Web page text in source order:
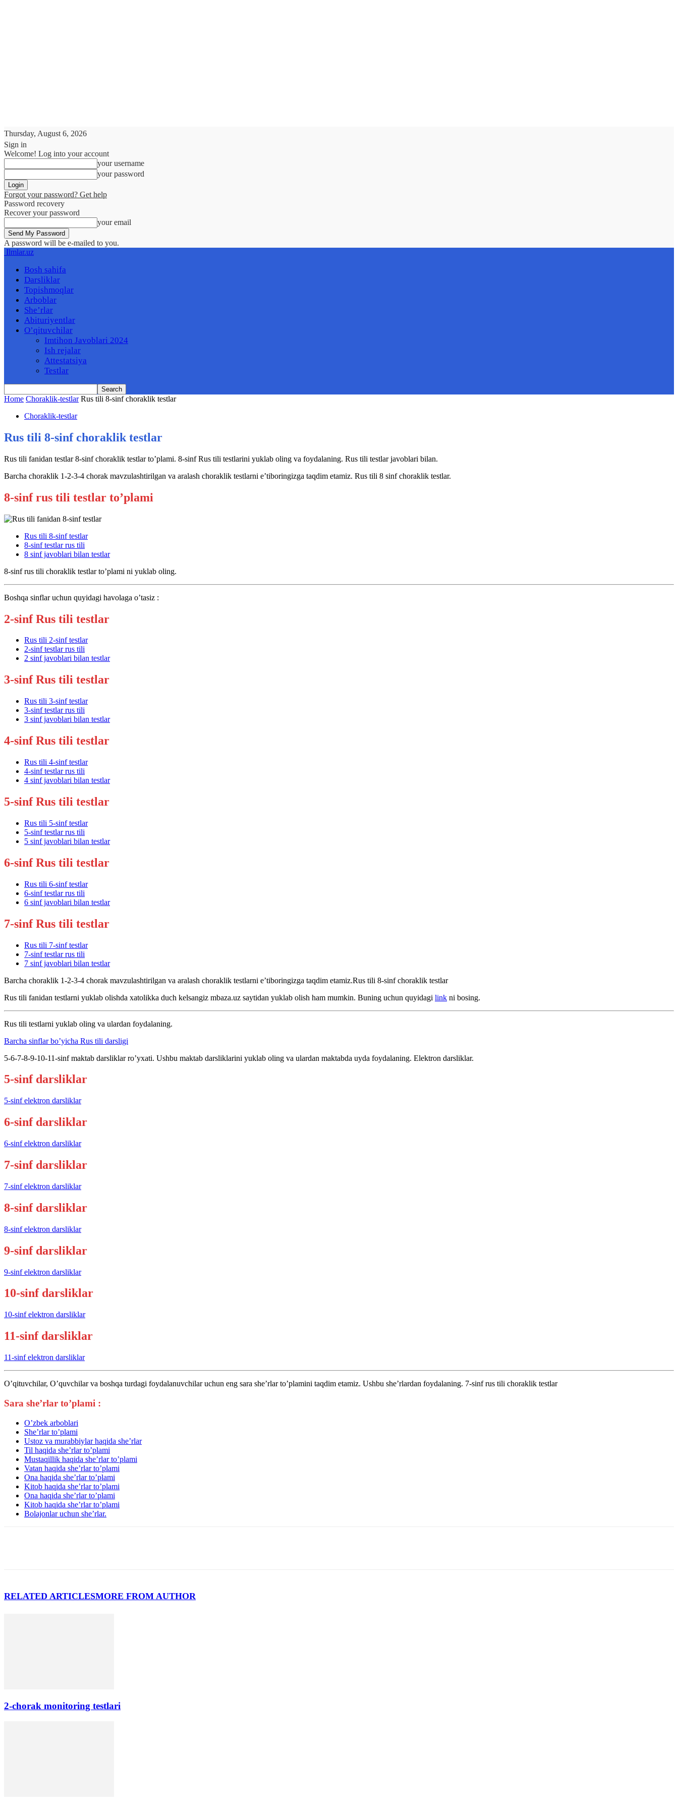
Thursday, August 6, 2026
Sign in
Welcome! Log into your account
your username
your password
Forgot your password? Get help
Password recovery
Recover your password
your email
A password will be e-mailed to you.
Ilmlar.uz
Bosh sahifa
Darsliklar
Topishmoqlar
Arboblar
She’rlar
Abituriyentlar
O’qituvchilar
Imtihon Javoblari 2024
Ish rejalar
Attestatsiya
Testlar
Home Choraklik-testlar Rus tili 8-sinf choraklik testlar
Choraklik-testlar
Rus tili 8-sinf choraklik testlar
Rus tili fanidan testlar 8-sinf choraklik testlar to’plami. 8-sinf Rus tili testlarini yuklab oling va foydalaning. Rus tili testlar javoblari bilan.
Barcha choraklik 1-2-3-4 chorak mavzulashtirilgan va aralash choraklik testlarni e’tiboringizga taqdim etamiz. Rus tili 8 sinf choraklik testlar.
8-sinf rus tili testlar to’plami
Rus tili 8-sinf testlar
8-sinf testlar rus tili
8 sinf javoblari bilan testlar
8-sinf rus tili choraklik testlar to’plami ni yuklab oling.
Boshqa sinflar uchun quyidagi havolaga o’tasiz :
2-sinf Rus tili testlar
Rus tili 2-sinf testlar
2-sinf testlar rus tili
2 sinf javoblari bilan testlar
3-sinf Rus tili testlar
Rus tili 3-sinf testlar
3-sinf testlar rus tili
3 sinf javoblari bilan testlar
4-sinf Rus tili testlar
Rus tili 4-sinf testlar
4-sinf testlar rus tili
4 sinf javoblari bilan testlar
5-sinf Rus tili testlar
Rus tili 5-sinf testlar
5-sinf testlar rus tili
5 sinf javoblari bilan testlar
6-sinf Rus tili testlar
Rus tili 6-sinf testlar
6-sinf testlar rus tili
6 sinf javoblari bilan testlar
7-sinf Rus tili testlar
Rus tili 7-sinf testlar
7-sinf testlar rus tili
7 sinf javoblari bilan testlar
Barcha choraklik 1-2-3-4 chorak mavzulashtirilgan va aralash choraklik testlarni e’tiboringizga taqdim etamiz.Rus tili 8-sinf choraklik testlar
Rus tili fanidan testlarni yuklab olishda xatolikka duch kelsangiz mbaza.uz saytidan yuklab olish ham mumkin. Buning uchun quyidagi link ni bosing.
Rus tili testlarni yuklab oling va ulardan foydalaning.
Barcha sinflar bo’yicha Rus tili darsligi
5-6-7-8-9-10-11-sinf maktab darsliklar ro’yxati. Ushbu maktab darsliklarini yuklab oling va ulardan maktabda uyda foydalaning. Elektron darsliklar.
5-sinf darsliklar
5-sinf elektron darsliklar
6-sinf darsliklar
6-sinf elektron darsliklar
7-sinf darsliklar
7-sinf elektron darsliklar
8-sinf darsliklar
8-sinf elektron darsliklar
9-sinf darsliklar
9-sinf elektron darsliklar
10-sinf darsliklar
10-sinf elektron darsliklar
11-sinf darsliklar
11-sinf elektron darsliklar
O’qituvchilar, O’quvchilar va boshqa turdagi foydalanuvchilar uchun eng sara she’rlar to’plamini taqdim etamiz. Ushbu she’rlardan foydalaning. 7-sinf rus tili choraklik testlar
Sara she’rlar to’plami :
O’zbek arboblari
She’rlar to’plami
Ustoz va murabbiylar haqida she’rlar
Til haqida she’rlar to’plami
Mustaqillik haqida she’rlar to’plami
Vatan haqida she’rlar to’plami
Ona haqida she’rlar to’plami
Kitob haqida she’rlar to’plami
Ona haqida she’rlar to’plami
Kitob haqida she’rlar to’plami
Bolajonlar uchun she’rlar.
RELATED ARTICLESMORE FROM AUTHOR
2-chorak monitoring testlari